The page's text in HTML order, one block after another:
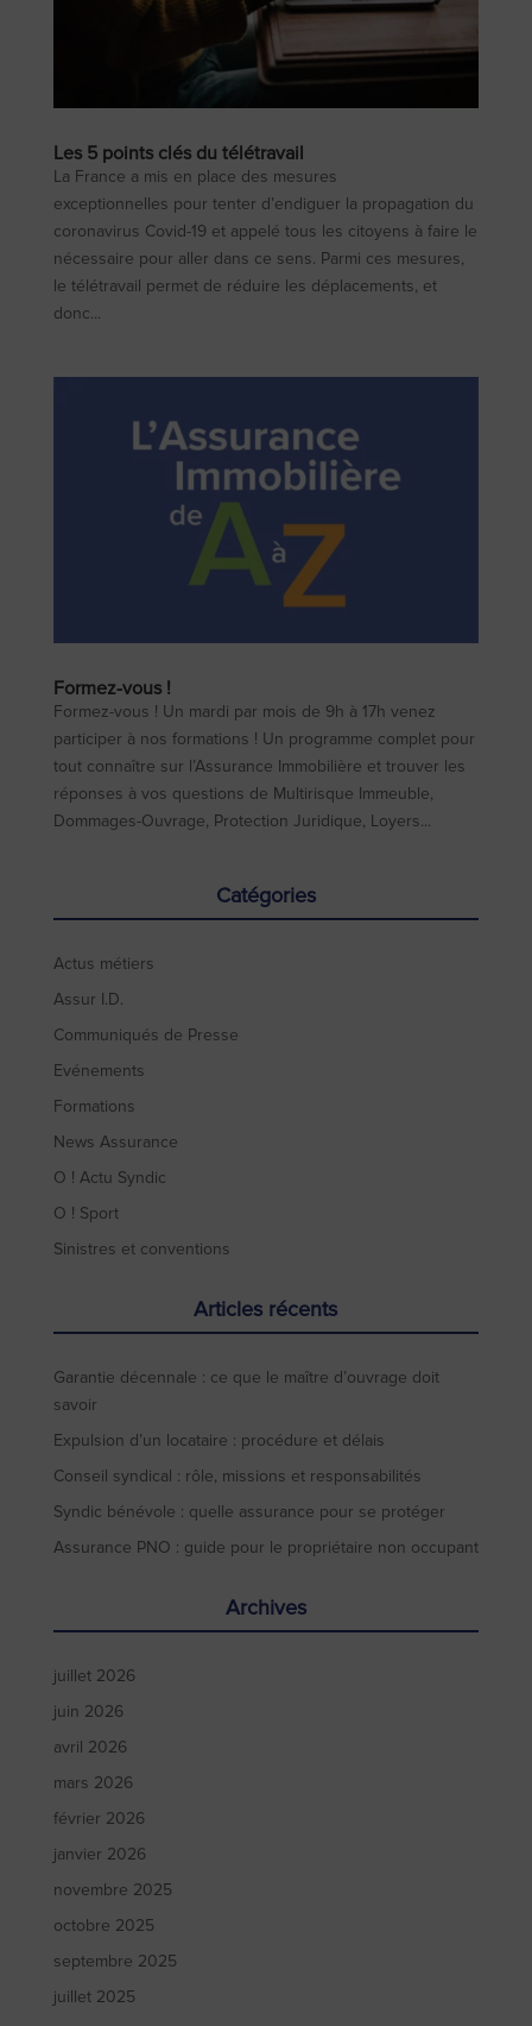
Les 5 points clés du télétravail
La France a mis en place des mesures
exceptionnelles pour tenter d’endiguer la propagation du
coronavirus Covid-19 et appelé tous les citoyens à faire le
nécessaire pour aller dans ce sens. Parmi ces mesures,
le télétravail permet de réduire les déplacements, et
donc...
Formez-vous !
Formez-vous ! Un mardi par mois de 9h à 17h venez
participer à nos formations ! Un programme complet pour
tout connaître sur l’Assurance Immobilière et trouver les
réponses à vos questions de Multirisque Immeuble,
Dommages-Ouvrage, Protection Juridique, Loyers...
Catégories
Actus métiers
Assur I.D.
Communiqués de Presse
Evénements
Formations
News Assurance
O ! Actu Syndic
O ! Sport
Sinistres et conventions
Articles récents
Garantie décennale : ce que le maître d’ouvrage doit
savoir
Expulsion d’un locataire : procédure et délais
Conseil syndical : rôle, missions et responsabilités
Syndic bénévole : quelle assurance pour se protéger
Assurance PNO : guide pour le propriétaire non occupant
Archives
juillet 2026
juin 2026
avril 2026
mars 2026
février 2026
janvier 2026
novembre 2025
octobre 2025
septembre 2025
juillet 2025